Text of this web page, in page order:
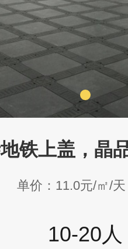
铁上盖，晶
单价：11.0元/㎡/天
10-20人